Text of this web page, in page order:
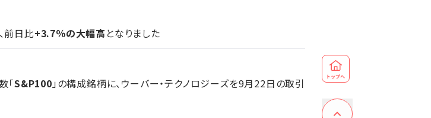
前日比+3.7％の大幅高 となりました
「S&P100 」の構成銘柄に、ウーバー・テクノロジーズを9月22日の取引